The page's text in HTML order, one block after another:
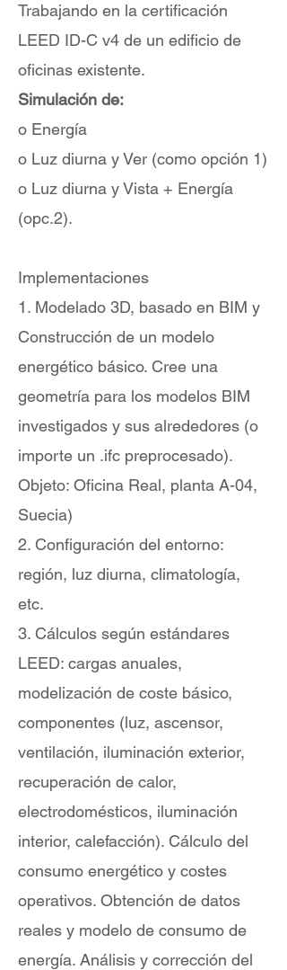
Trabajando en la certificación
LEED ID-C v4 de un edificio de
oficinas existente.
Simulación de:
o Energía
o Luz diurna y Ver (como opción 1)
o Luz diurna y Vista + Energía
(opc.2).
Implementaciones
1. Modelado 3D, basado en BIM y
Construcción de un modelo
energético básico. Cree una
geometría para los modelos BIM
investigados y sus alrededores (o
importe un .ifc preprocesado).
Objeto: Oficina Real, planta A-04,
Suecia)
2. Configuración del entorno:
región, luz diurna, climatología,
etc.
3. Cálculos según estándares
LEED: cargas anuales,
modelización de coste básico,
componentes (luz, ascensor,
ventilación, iluminación exterior,
recuperación de calor,
electrodomésticos, iluminación
interior, calefacción). Cálculo del
consumo energético y costes
operativos. Obtención de datos
reales y modelo de consumo de
energía. Análisis y corrección del